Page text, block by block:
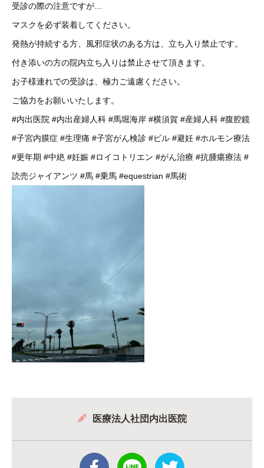
受診の際の注意ですが…
マスクを必ず装着してください。
発熱が持続する方、風邪症状のある方は、立ち入り禁止です。
付き添いの方の院内立ち入りは禁止させて頂きます。
お子様連れでの受診は、極力ご遠慮ください。
ご協力をお願いいたします。
#内出医院 #内出産婦人科 #馬堀海岸 #横須賀 #産婦人科 #腹腔鏡
#子宮内膜症 #生理痛 #子宮がん検診 #ピル #避妊 #ホルモン療法
#更年期 #中絶 #妊娠 #ロイコトリエン #がん治療 #抗腫瘍療法 #
読売ジャイアンツ #馬 #乗馬 #equestrian #馬術
医療法人社団内出医院